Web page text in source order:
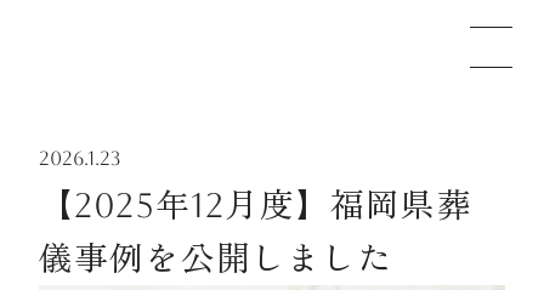
メモリードのお葬式について
葬儀の流れ
2026.1.23
【2025年12月度】福岡県葬
儀事例を公開しました